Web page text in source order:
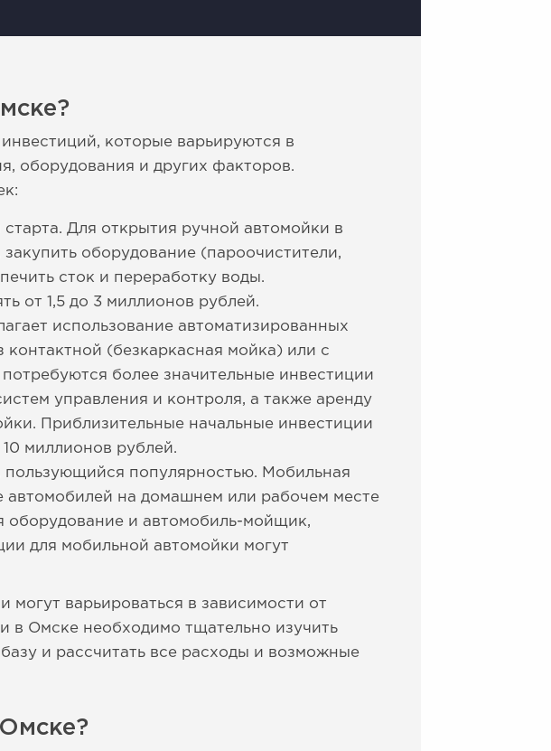
которые варьируются в
оборудования и других факторов.
Для открытия ручной автомойки в
оборудование (пароочистители,
сток и переработку воды.
от 1,5 до 3 миллионов рублей.
использование автоматизированных
(безкаркасная мойка) или с
более значительные инвестиции
управления и контроля, а также аренду
Приблизительные начальные инвестиции
миллионов рублей.
популярностью. Мобильная
автомобилей на домашнем или рабочем месте
оборудование и автомобиль-мойщик,
для мобильной автомойки могут
варьироваться в зависимости от
в Омске необходимо тщательно изучить
и рассчитать все расходы и возможные